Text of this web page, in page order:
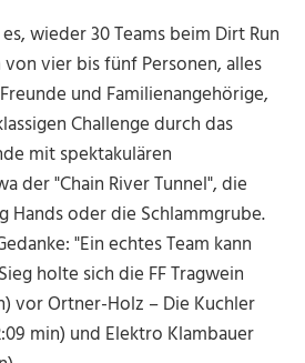
wieder 30 Teams beim Dirt Run
vier bis fünf Personen, alles
und Familienangehörige,
Challenge durch das
mit spektakulären
der "Chain River Tunnel", die
Hands oder die Schlammgrube.
"Ein echtes Team kann
holte sich die FF Tragwein
vor Ortner-Holz – Die Kuchler
min) und Elektro Klambauer